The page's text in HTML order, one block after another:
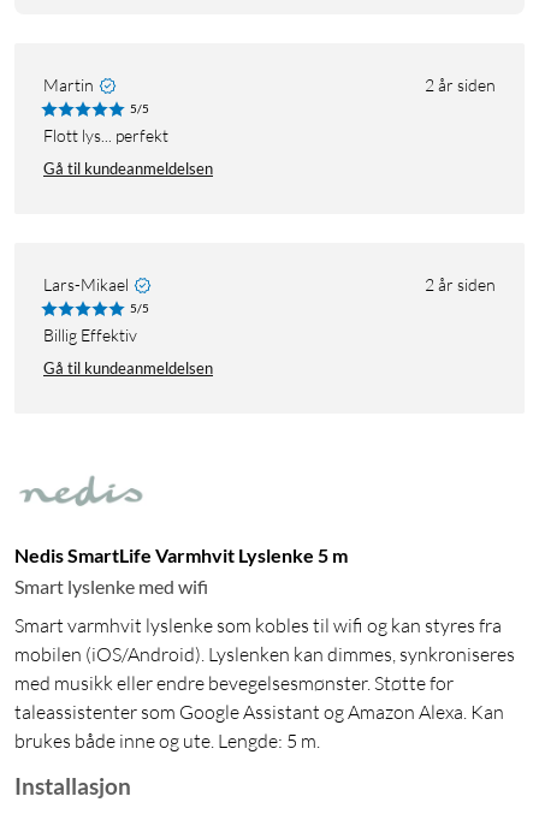
Martin 2 år siden
5/5
Flott lys... perfekt
Gå til kundeanmeldelsen
Lars-Mikael 2 år siden
5/5
Billig Effektiv
Gå til kundeanmeldelsen
Nedis SmartLife Varmhvit Lyslenke 5 m
Smart lyslenke med wifi
Smart varmhvit lyslenke som kobles til wifi og kan styres fra
mobilen (iOS/Android). Lyslenken kan dimmes, synkroniseres
med musikk eller endre bevegelsesmønster. Støtte for
taleassistenter som Google Assistant og Amazon Alexa. Kan
brukes både inne og ute. Lengde: 5 m.
Installasjon